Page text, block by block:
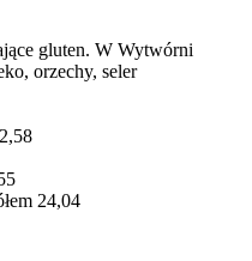
gluten. W Wytwórni
orzechy, seler
24,04